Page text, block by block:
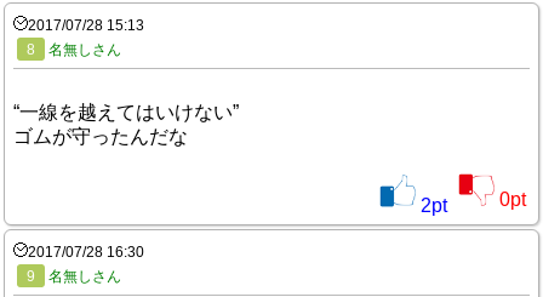
2017/07/28 15:13
8
名無しさん
“一線を越えてはいけない”
ゴムが守ったんだな
2pt 0pt
2017/07/28 16:30
9
名無しさん